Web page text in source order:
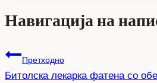
Навигација на
Претходно
Битолска лекарка фатена со